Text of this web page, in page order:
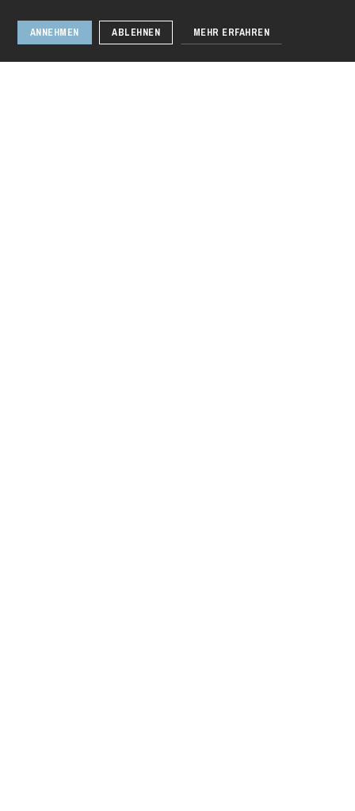
ANNEHMEN ABLEHNEN MEHR ERFAHREN